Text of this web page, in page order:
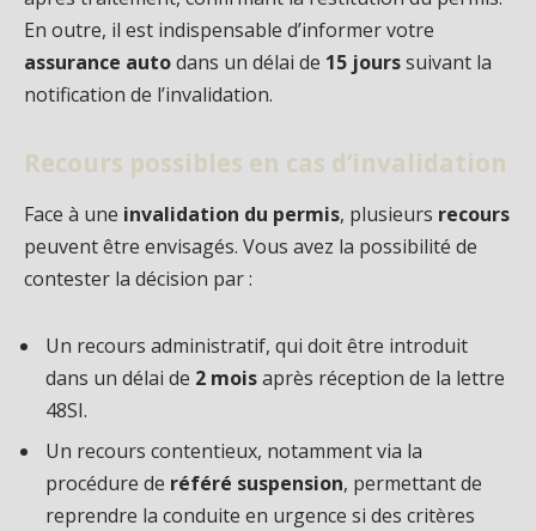
En outre, il est indispensable d’informer votre
assurance autodans un délai de 15 jourssuivant la
notification de l’invalidation.
Recours possibles en cas d’invalidation
Face à une invalidation du permis, plusieurs recours
peuvent être envisagés. Vous avez la possibilité de
contester la décision par :
Un recours administratif, qui doit être introduit
dans un délai de 2 moisaprès réception de la lettre
48SI.
Un recours contentieux, notamment via la
procédure de référé suspension, permettant de
reprendre la conduite en urgence si des critères